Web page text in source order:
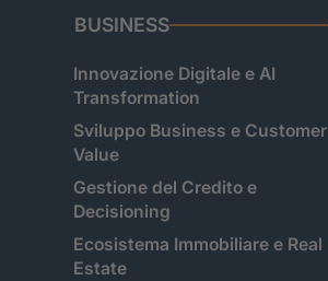
BUSINESS
Innovazione Digitale e AI
Transformation
Sviluppo Business e Customer
Value
Gestione del Credito e
Decisioning
Ecosistema Immobiliare e Real
Estate